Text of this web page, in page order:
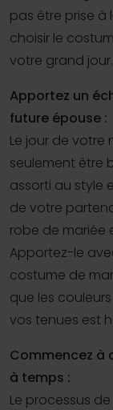
pas être prise à
choisir le
votre grand jour.
Apportez un
future épouse :
Le jour de votre
seulement être
assorti au style
de votre
robe de mariée
Apportez-le
costume de
que les
vos tenues est
Commencez à
à temps :
Le processus